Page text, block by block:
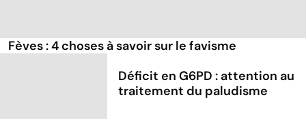
Fèves : 4 choses à savoir sur le favisme
Déficit en G6PD : attention au
traitement du paludisme